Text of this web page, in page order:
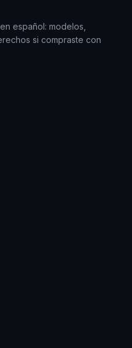
español: modelos,
si compraste con